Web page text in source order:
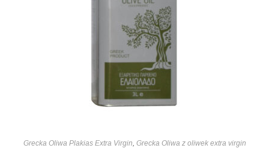
Grecka Oliwa Plakias Extra Virgin Grecka Oliwa z oliwek extra virgin